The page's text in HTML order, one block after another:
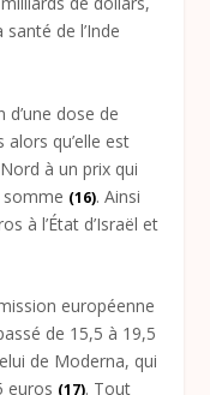
de l’Inde
dose de
qu’elle est
à un prix qui
(16). Ainsi
à l’État d’Israël et
européenne
de 15,5 à 19,5
de Moderna, qui
euros (17). Tout